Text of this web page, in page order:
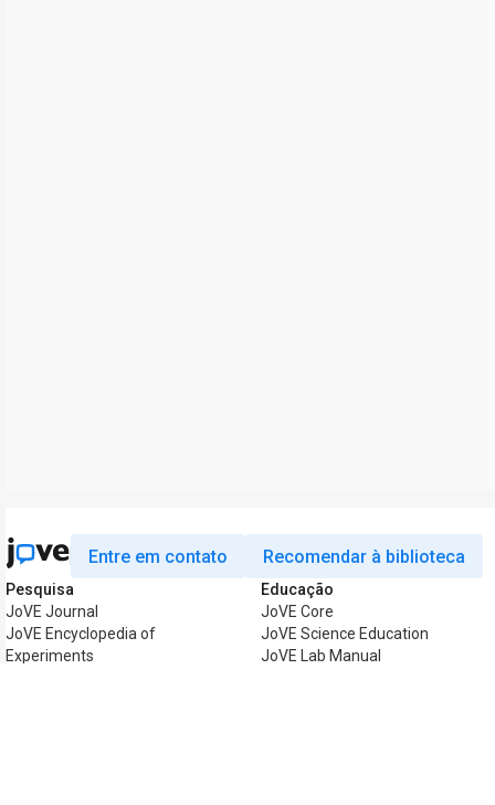
Entre em contato Recomendar à biblioteca
Pesquisa
JoVE Journal
JoVE Encyclopedia of
Experiments
Educação
JoVE Core
JoVE Science Education
JoVE Lab Manual